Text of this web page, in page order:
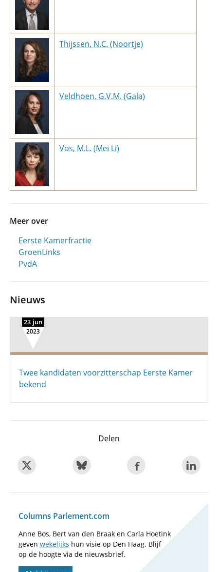
Thijssen, N.C. (Noortje)
Veldhoen, G.V.M. (Gala)
Vos, M.L. (Mei Li)
Meer over
Eerste Kamerfractie
GroenLinks
PvdA
Nieuws
23 jun
2023
Twee kandidaten voorzitterschap Eerste Kamer
bekend
Delen
Columns Parlement.com
Anne Bos, Bert van den Braak en Carla Hoetink
geven wekelijks hun visie op Den Haag. Blijf
op de hoogte via de nieuwsbrief.